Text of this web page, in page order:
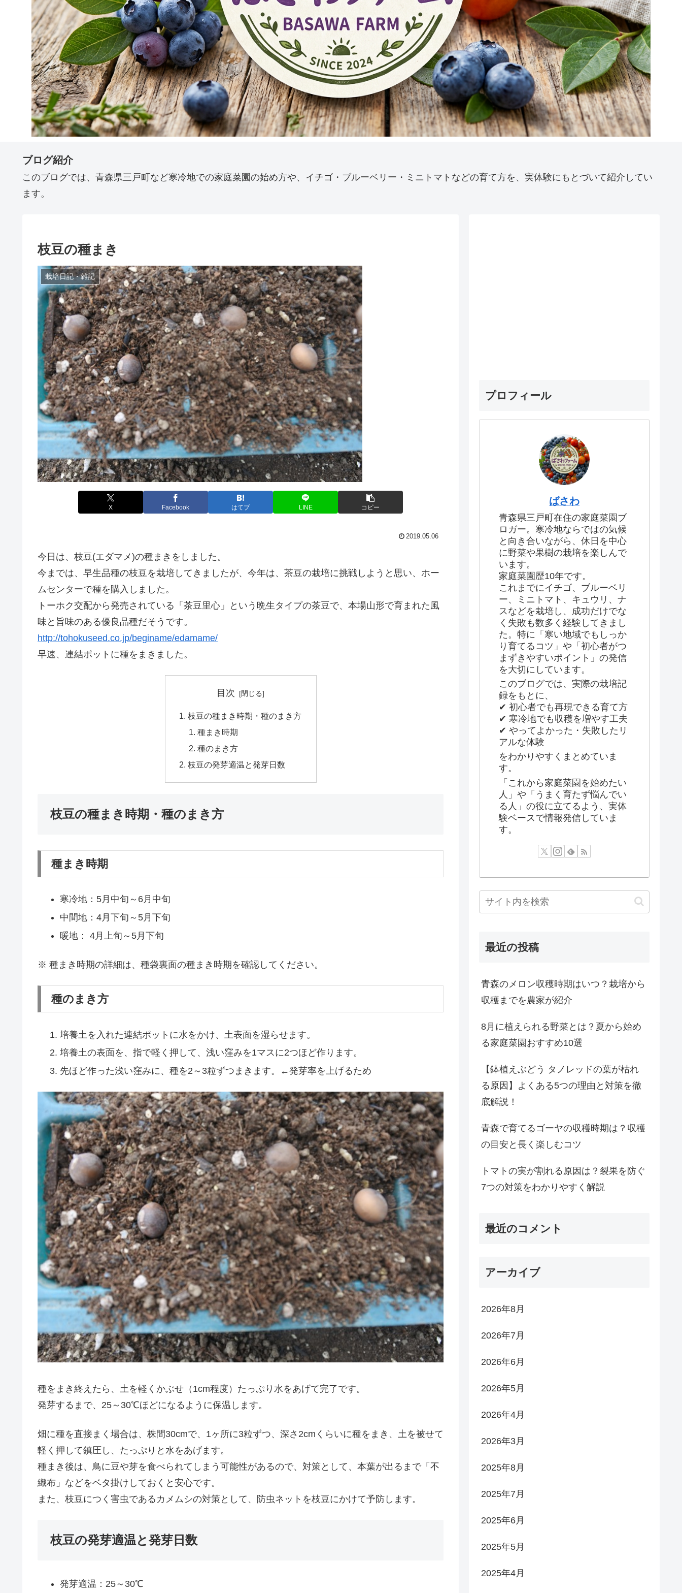
ブログ紹介
このブログでは、青森県三戸町など寒冷地での家庭菜園の始め方や、イチゴ・ブルーベリー・ミニトマトなどの育て方を、実体験にもとづいて紹介してい
ます。
枝豆の種まき
栽培日記・雑記
X Facebook はてブ LINE コピー
2019.05.06
今日は、枝豆(エダマメ)の種まきをしました。
今までは、早生品種の枝豆を栽培してきましたが、今年は、茶豆の栽培に挑戦しようと思い、ホー
ムセンターで種を購入しました。
トーホク交配から発売されている「茶豆里心」という晩生タイプの茶豆で、本場山形で育まれた風
味と旨味のある優良品種だそうです。
http://tohokuseed.co.jp/beginame/edamame/
早速、連結ポットに種をまきました。
目次
枝豆の種まき時期・種のまき方
種まき時期
種のまき方
枝豆の発芽適温と発芽日数
枝豆の種まき時期・種のまき方
種まき時期
寒冷地：5月中旬～6月中旬
中間地：4月下旬～5月下旬
暖地： 4月上旬～5月下旬
※ 種まき時期の詳細は、種袋裏面の種まき時期を確認してください。
種のまき方
培養土を入れた連結ポットに水をかけ、土表面を湿らせます。
培養土の表面を、指で軽く押して、浅い窪みを1マスに2つほど作ります。
先ほど作った浅い窪みに、種を2～3粒ずつまきます。←発芽率を上げるため
種をまき終えたら、土を軽くかぶせ（1cm程度）たっぷり水をあげて完了です。
発芽するまで、25～30℃ほどになるように保温します。
畑に種を直接まく場合は、株間30cmで、1ヶ所に3粒ずつ、深さ2cmくらいに種をまき、土を被せて
軽く押して鎮圧し、たっぷりと水をあげます。
種まき後は、鳥に豆や芽を食べられてしまう可能性があるので、対策として、本葉が出るまで「不
織布」などをベタ掛けしておくと安心です。
また、枝豆につく害虫であるカメムシの対策として、防虫ネットを枝豆にかけて予防します。
枝豆の発芽適温と発芽日数
発芽適温：25～30℃
プロフィール
ばさわ
青森県三戸町在住の家庭菜園ブ
ロガー。寒冷地ならではの気候
と向き合いながら、休日を中心
に野菜や果樹の栽培を楽しんで
います。
家庭菜園歴10年です。
これまでにイチゴ、ブルーベリ
ー、ミニトマト、キュウリ、ナ
スなどを栽培し、成功だけでな
く失敗も数多く経験してきまし
た。特に「寒い地域でもしっか
り育てるコツ」や「初心者がつ
まずきやすいポイント」の発信
を大切にしています。
このブログでは、実際の栽培記
録をもとに、
✔ 初心者でも再現できる育て方
✔ 寒冷地でも収穫を増やす工夫
✔ やってよかった・失敗したリ
アルな体験
をわかりやすくまとめていま
す。
「これから家庭菜園を始めたい
人」や「うまく育たず悩んでい
る人」の役に立てるよう、実体
験ベースで情報発信していま
す。
最近の投稿
青森のメロン収穫時期はいつ？栽培から
収穫までを農家が紹介
8月に植えられる野菜とは？夏から始め
る家庭菜園おすすめ10選
【鉢植えぶどう タノレッドの葉が枯れ
る原因】よくある5つの理由と対策を徹
底解説！
青森で育てるゴーヤの収穫時期は？収穫
の目安と長く楽しむコツ
トマトの実が割れる原因は？裂果を防ぐ
7つの対策をわかりやすく解説
最近のコメント
アーカイブ
2026年8月
2026年7月
2026年6月
2026年5月
2026年4月
2026年3月
2025年8月
2025年7月
2025年6月
2025年5月
2025年4月